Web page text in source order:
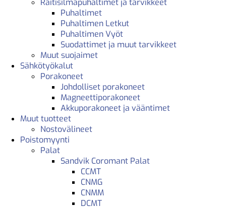
Raitisilmapuhaltimet ja tarvikkeet
Puhaltimet
Puhaltimen Letkut
Puhaltimen Vyöt
Suodattimet ja muut tarvikkeet
Muut suojaimet
Sähkötyökalut
Porakoneet
Johdolliset porakoneet
Magneettiporakoneet
Akkuporakoneet ja vääntimet
Muut tuotteet
Nostovälineet
Poistomyynti
Palat
Sandvik Coromant Palat
CCMT
CNMG
CNMM
DCMT